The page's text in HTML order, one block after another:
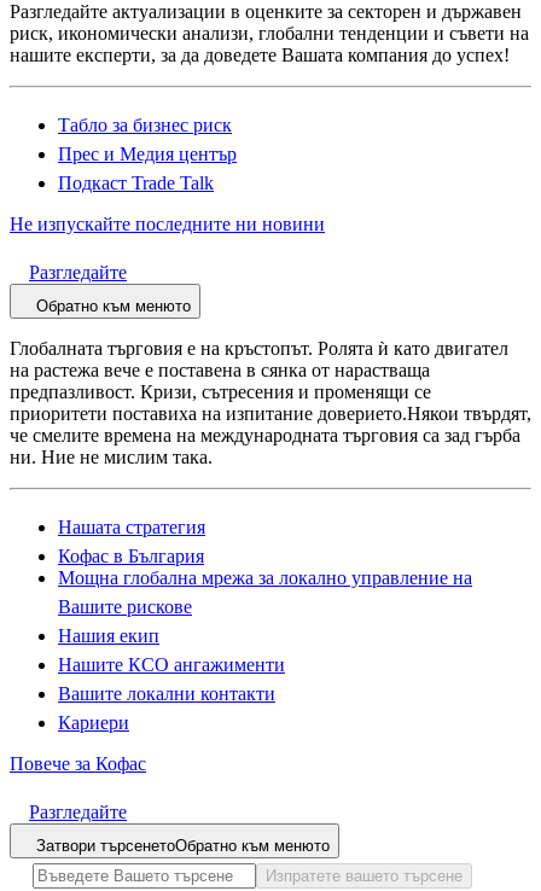
Разгледайте актуализации в оценките за секторен и държавен
риск, икономически анализи, глобални тенденции и съвети на
нашите експерти, за да доведете Вашата компания до успех!
Табло за бизнес риск
Прес и Медия център
Подкаст Trade Talk
Не изпускайте последните ни новини
Разгледайте
Обратно към менюто
Глобалната търговия е на кръстопът. Ролята ѝ като двигател
на растежа вече е поставена в сянка от нарастваща
предпазливост. Кризи, сътресения и променящи се
приоритети поставиха на изпитание доверието.Някои твърдят,
че смелите времена на международната търговия са зад гърба
ни. Ние не мислим така.
Нашата стратегия
Кофас в България
Мощна глобална мрежа за локално управление на
Вашите рискове
Нашия екип
Нашите КСО ангажименти
Вашите локални контакти
Кариери
Повече за Кофас
Разгледайте
Затвори търсенетоОбратно към менюто
Изпратете вашето търсене